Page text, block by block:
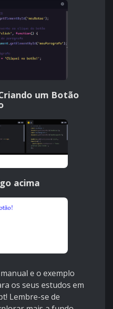
um Botão
acima
e o exemplo
os seus estudos em
Lembre-se de